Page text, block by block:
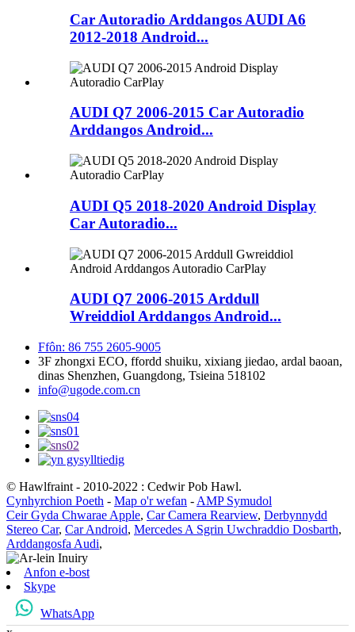
Car Autoradio Arddangos AUDI A6
2012-2018 Android...
AUDI Q7 2006-2015 Car Autoradio
Arddangos Android...
AUDI Q5 2018-2020 Android Display
Car Autoradio...
AUDI Q7 2006-2015 Arddull
Wreiddiol Arddangos Android...
Ffôn: 86 755 2605-9005
3F zhongxi ECO, ffordd shuiku, xixiang jiedao, ardal baoan,
dinas Shenzhen, Guangdong, Tsieina 518102
info@ugode.com.cn
© Hawlfraint - 2010-2022 : Cedwir Pob Hawl.
Cynhyrchion Poeth - Map o'r wefan - AMP Symudol
Ceir Gyda Chwarae Apple, Car Camera Rearview, Derbynnydd
Stereo Car, Car Android, Mercedes A Sgrin Uwchraddio Dosbarth,
Arddangosfa Audi,
Anfon e-bost
Skype
WhatsApp